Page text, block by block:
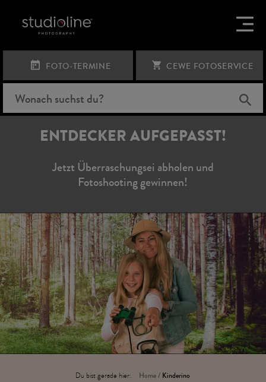
FOTO-TERMINE CEWE FOTOSERVICE
ENTDECKER AUFGEPASST!
Jetzt Überraschungsei abholen und
Fotoshooting gewinnen!
Du bist gerade hier: Home / Kinderino